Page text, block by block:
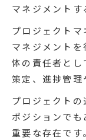
マネジメントす
プロジェクト
マネジメント
体の責任者とし
策定、進捗管理
プロジェクト
ポジションで
重要な存在で